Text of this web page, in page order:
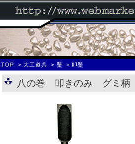
TOP 大工道具 鑿 叩鑿
八の巻 叩きのみ グミ柄